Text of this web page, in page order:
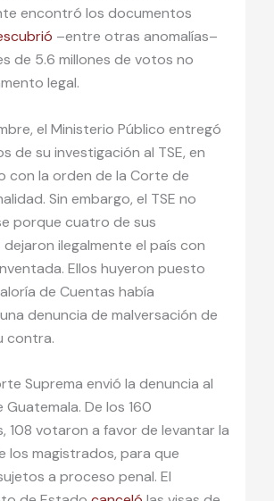
encontró los documentos
–entre otras anomalías–
de 5.6 millones de votos no
legal.
el Ministerio Público entregó
de su investigación al TSE, en
con la orden de la Corte de
Sin embargo, el TSE no
porque cuatro de sus
ilegalmente el país con
Ellos huyeron puesto
de Cuentas había
denuncia de malversación de
contra.
Suprema envió la denuncia al
De los 160
108 votaron a favor de levantar la
los magistrados, para que
a proceso penal. El